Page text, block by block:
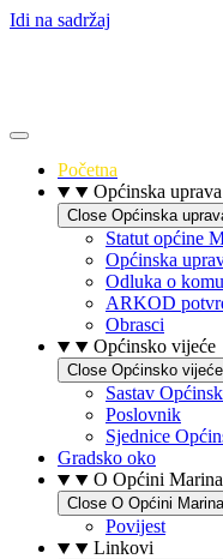
Idi na sadržaj
Početna
Općinska uprava
Close Općinska
Statut općine
Općinska
Odluka o
ARKOD
Obrasci
Općinsko vijeće
Close Općinsko vijeće
Sastav
Poslovnik
Sjednice
Gradsko oko
O Općini Marina
Close O Općini Marina
Povijest
Linkovi